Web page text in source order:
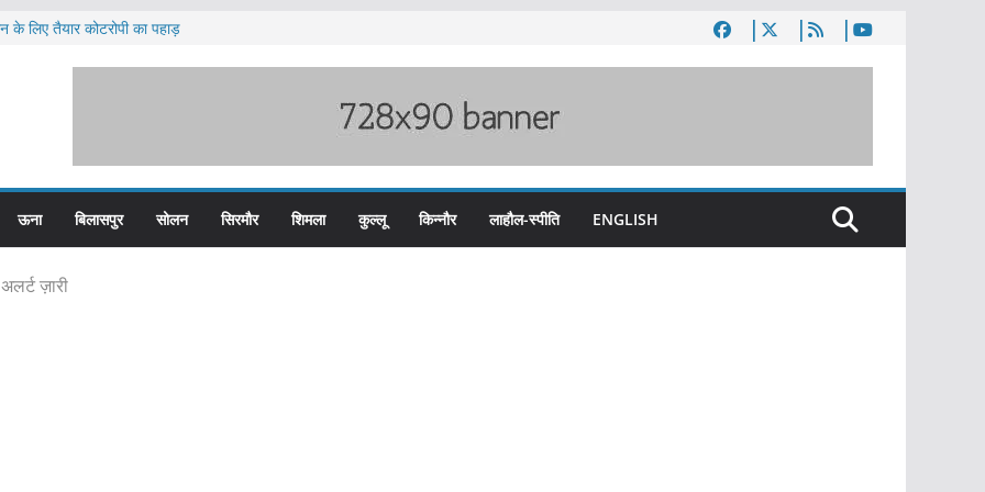
लिए तैयार कोटरोपी का पहाड़
के तीन कर्मचारी सस्पेंड
ऊना बिलासपुर सोलन सिरमौर शिमला कुल्लू किन्नौर लाहौल-स्पीति ENGLISH
ज़ारी